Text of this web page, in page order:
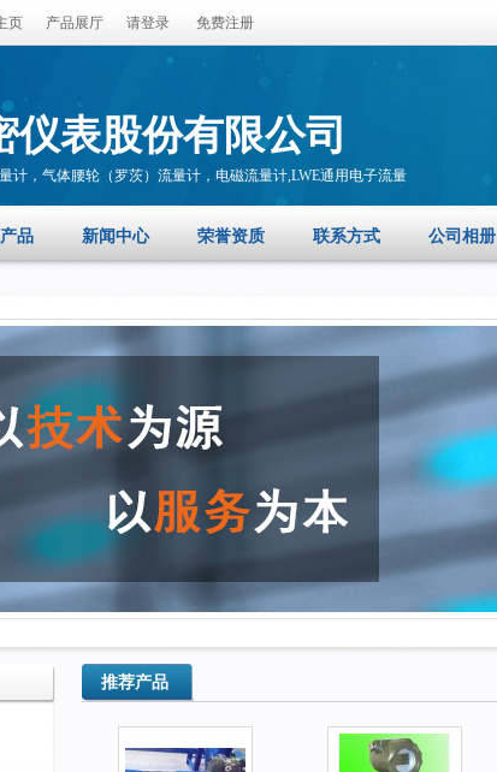
页 产品展厅 请登录 免费注册
仪表股份有限公司
计，气体腰轮（罗茨）流量计，电磁流量计,LWE通用电子流量
品 新闻中心 荣誉资质 联系方式 公司相册
推荐产品